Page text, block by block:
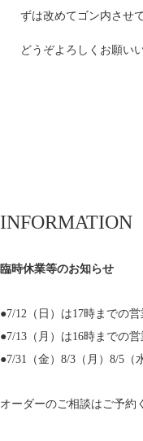
ずは改めてゴン内させ
どうぞよろしくお願い
INFORMATION
臨時休業等のお知らせ
●7/12（日）は17時までの営
●7/13（月）は16時までの営
●7/31（金）8/3（月）8/5（
オーダーのご相談はご予約